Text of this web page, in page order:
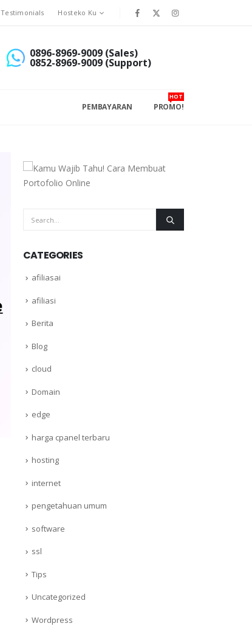
Testimonials Hosteko Ku
0896-8969-9009 (Sales)
0852-8969-9009 (Support)
PEMBAYARAN PROMO!
HOT
CATEGORIES
afiliasai
afiliasi
Berita
Blog
cloud
Domain
edge
harga cpanel terbaru
hosting
internet
pengetahuan umum
software
ssl
Tips
Uncategorized
Wordpress